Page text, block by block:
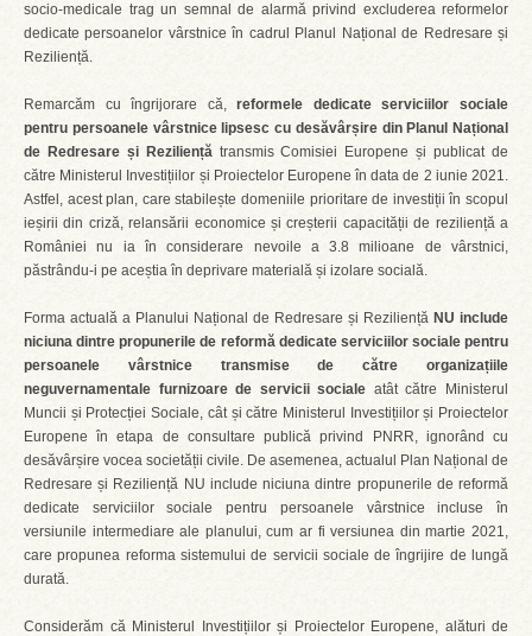
socio-medicale trag un semnal de alarmă privind excluderea reformelor
dedicate persoanelor vârstnice în cadrul Planul Național de Redresare și
Reziliență.
Remarcăm cu îngrijorare că,reformele dedicate serviciilor sociale
pentru persoanele vârstnice lipsesc cu desăvârșire din Planul Național
de Redresare și Reziliențătransmis Comisiei Europene și publicat de
către Ministerul Investițiilor și Proiectelor Europene în data de 2 iunie 2021.
Astfel, acest plan, care stabilește domeniile prioritare de investiții în scopul
ieșirii din criză, relansării economice și creșterii capacității de reziliență a
României nu ia în considerare nevoile a 3.8 milioane de vârstnici,
păstrându-i pe aceștia în deprivare materială și izolare socială.
Forma actuală a Planului Național de Redresare și Reziliență NU include
niciuna dintre propunerile de reformă dedicate serviciilor sociale pentru
persoanele vârstnice transmise de către organizațiile
neguvernamentale furnizoare de servicii sociale atât către Ministerul
Muncii și Protecției Sociale, cât și către Ministerul Investițiilor și Proiectelor
Europene în etapa de consultare publică privind PNRR, ignorând cu
desăvârșire vocea societății civile. De asemenea, actualul Plan Național de
Redresare și Reziliență NU include niciuna dintre propunerile de reformă
dedicate serviciilor sociale pentru persoanele vârstnice incluse în
versiunile intermediare ale planului, cum ar fi versiunea din martie 2021,
care propunea reforma sistemului de servicii sociale de îngrijire de lungă
durată.
Considerăm că Ministerul Investițiilor și Proiectelor Europene, alături de